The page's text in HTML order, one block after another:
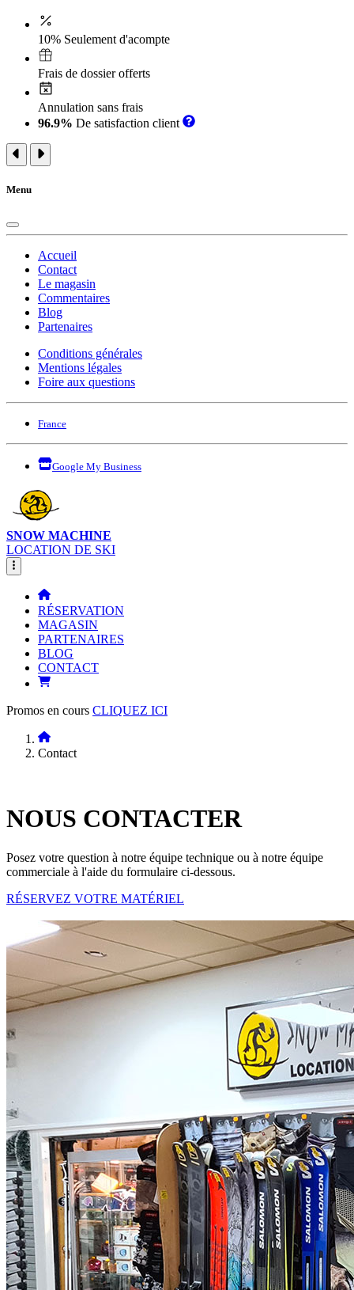
10% Seulement d'acompte
Frais de dossier offerts
Annulation sans frais
96.9% De satisfaction client
Menu
Accueil
Contact
Le magasin
Commentaires
Blog
Partenaires
Conditions générales
Mentions légales
Foire aux questions
France
Google My Business
SNOW MACHINE
LOCATION DE SKI
RÉSERVATION
MAGASIN
PARTENAIRES
BLOG
CONTACT
Promos en cours CLIQUEZ ICI
Contact
NOUS CONTACTER
Posez votre question à notre équipe technique ou à notre équipe
commerciale à l'aide du formulaire ci-dessous.
RÉSERVEZ VOTRE MATÉRIEL